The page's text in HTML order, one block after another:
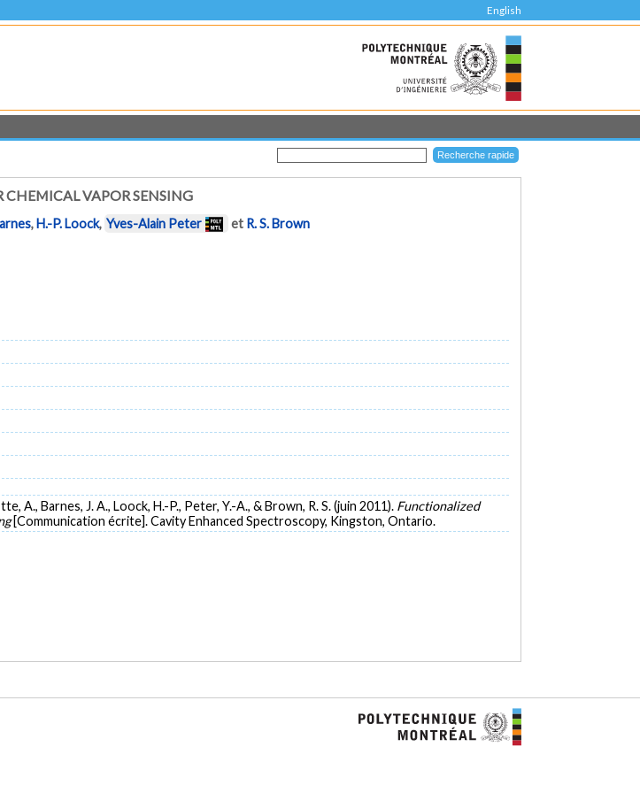
English
VAPOR SENSING
,H.-P. Loock, Yves-Alain Peter et R. S. Brown
A., Barnes, J. A., Loock, H.-P., Peter, Y.-A., & Brown, R. S. (juin 2011). Functionalized
[Communication écrite]. Cavity Enhanced Spectroscopy, Kingston, Ontario.